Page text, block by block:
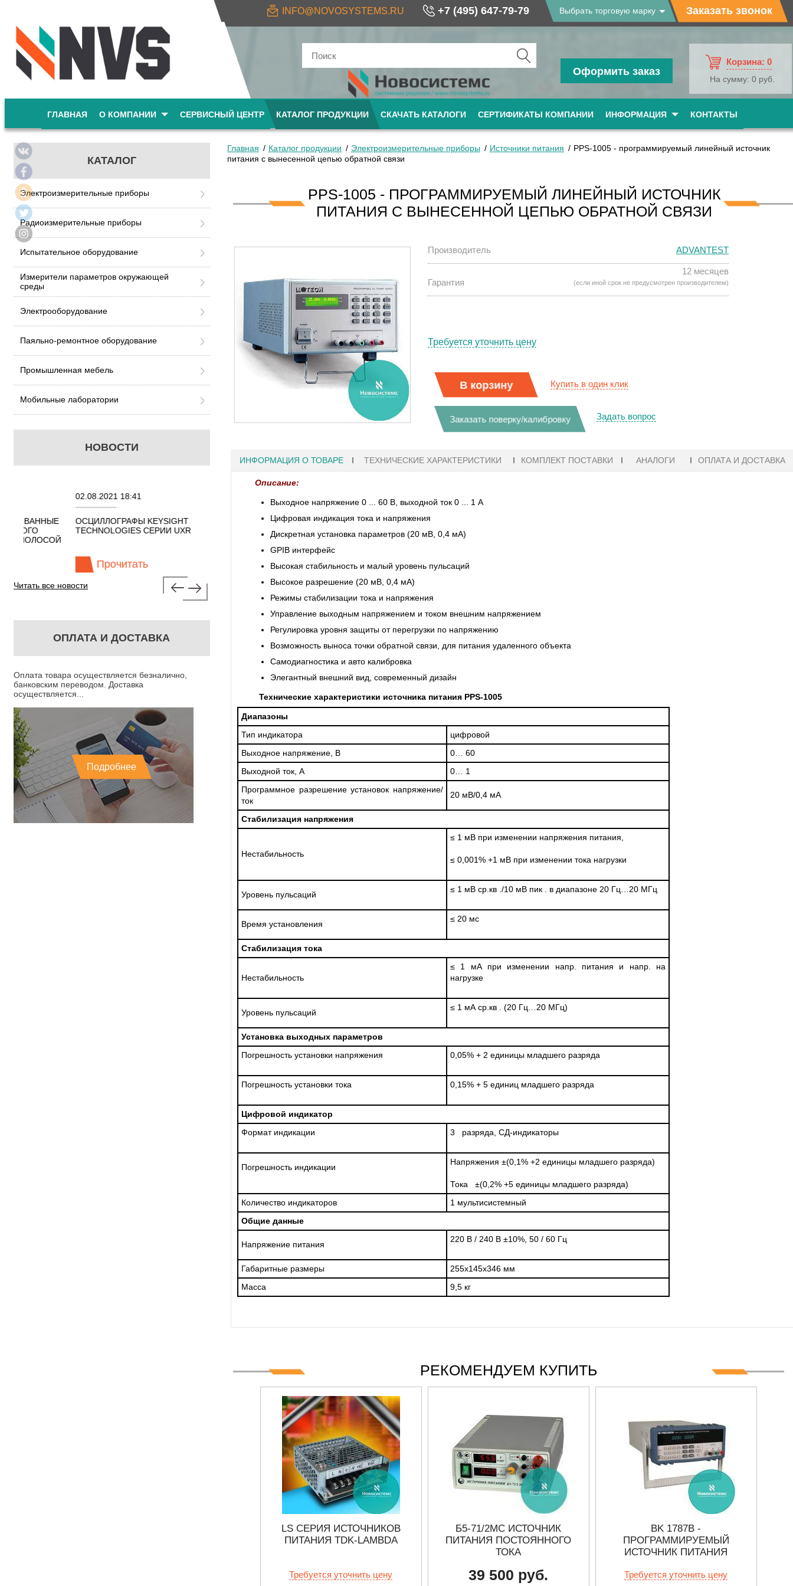
INFO@NOVOSYSTEMS.RU +7 (495) 647-79-79 Выбрать торговую марку Заказать звонок
Оформить заказ
Корзина: 0
На сумму: 0 руб.
ГЛАВНАЯ О КОМПАНИИ СЕРВИСНЫЙ ЦЕНТР КАТАЛОГ ПРОДУКЦИИ СКАЧАТЬ КАТАЛОГИ СЕРТИФИКАТЫ КОМПАНИИ ИНФОРМАЦИЯ КОНТАКТЫ
КАТАЛОГ
Электроизмерительные приборы
Радиоизмерительные приборы
Испытательное оборудование
Измерители параметров окружающей
среды
Электрооборудование
Паяльно-ремонтное оборудование
Промышленная мебель
Мобильные лаборатории
НОВОСТИ
02.08.2021 18:41
ОСЦИЛЛОГРАФЫ KEYSIGHT
TECHNOLOGIES СЕРИИ UXR
Прочитать
В НАЛИЧИИ! ZVH8, АНАЛИЗАТОР
КАБЕЛЕЙ И АНТЕНН, 100 КГЦ ДО 8 ГГЦ
Прочитать
Читать все новости
ОПЛАТА И ДОСТАВКА
Оплата товара осуществляется безналично,
банковским переводом. Доставка
осуществляется...
Подробнее
Главная Каталог продукции Электроизмерительные приборы Источники питания
PPS-1005 - программируемый линейный источник
питания с вынесенной цепью обратной связи
PPS-1005 - ПРОГРАММИРУЕМЫЙ ЛИНЕЙНЫЙ ИСТОЧНИК
ПИТАНИЯ С ВЫНЕСЕННОЙ ЦЕПЬЮ ОБРАТНОЙ СВЯЗИ
Производитель ADVANTEST
Гарантия
12 месяцев
(если иной срок не предусмотрен производителем)
Требуется уточнить цену
В корзину Купить в один клик
Заказать поверку/калибровку Задать вопрос
ИНФОРМАЦИЯ О ТОВАРЕ ТЕХНИЧЕСКИЕ ХАРАКТЕРИСТИКИ КОМПЛЕКТ ПОСТАВКИ АНАЛОГИ ОПЛАТА И ДОСТАВКА
Описание:
Выходное напряжение 0 ... 60 В, выходной ток 0 ... 1 А
Цифровая индикация тока и напряжения
Дискретная установка параметров (20 мВ, 0,4 мА)
GPIB интерфейс
Высокая стабильность и малый уровень пульсаций
Высокое разрешение (20 мВ, 0,4 мА)
Режимы стабилизации тока и напряжения
Управление выходным напряжением и током внешним напряжением
Регулировка уровня защиты от перегрузки по напряжению
Возможность выноса точки обратной связи, для питания удаленного объекта
Самодиагностика и авто калибровка
Элегантный внешний вид, современный дизайн
Технические характеристики источника питания PPS-1005
Диапазоны
Тип индикатора
цифровой
Выходное напряжение, В
0… 60
Выходной ток, А
0… 1
Программное разрешение установок напряжение/
ток
20 мВ/0,4 мА
Стабилизация напряжения
Нестабильность
≤ 1 мВ при изменении напряжения питания,
≤ 0,001% +1 мВ при изменении тока нагрузки
Уровень пульсаций
≤ 1 мВ ср.кв ./10 мВ пик . в диапазоне 20 Гц…20 МГц
Время установления
≤ 20 мс
Стабилизация тока
Нестабильность
≤ 1 мА при изменении напр. питания и напр. на
нагрузке
Уровень пульсаций
≤ 1 мА ср.кв . (20 Гц…20 МГц)
Установка выходных параметров
Погрешность установки напряжения
0,05% + 2 единицы младшего разряда
Погрешность установки тока 0,15% + 5 единиц младшего разряда
Цифровой индикатор
Формат индикации
3 разряда, СД-индикаторы
Погрешность индикации
Напряжения ±(0,1% +2 единицы младшего разряда)
Тока ±(0,2% +5 единицы младшего разряда)
Количество индикаторов
1 мультисистемный
Общие данные
Напряжение питания
220 В / 240 В ±10%, 50 / 60 Гц
Габаритные размеры
255х145х346 мм
Масса
9,5 кг
РЕКОМЕНДУЕМ КУПИТЬ
LS СЕРИЯ ИСТОЧНИКОВ
ПИТАНИЯ TDK-LAMBDA
Требуется уточнить цену
Б5-71/2МС ИСТОЧНИК
ПИТАНИЯ ПОСТОЯННОГО
ТОКА
39 500 руб.
ВK 1787В -
ПРОГРАММИРУЕМЫЙ
ИСТОЧНИК ПИТАНИЯ
A
Требуется уточнить цену